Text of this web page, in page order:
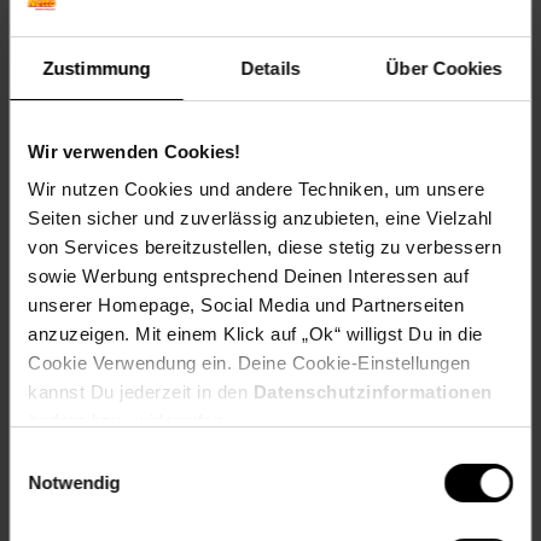
Zustimmung Details Über Cookies
Wir verwenden Cookies!
Wir nutzen Cookies und andere Techniken, um unsere
Seiten sicher und zuverlässig anzubieten, eine Vielzahl
von Services bereitzustellen, diese stetig zu verbessern
sowie Werbung entsprechend Deinen Interessen auf
unserer Homepage, Social Media und Partnerseiten
anzuzeigen. Mit einem Klick auf „Ok“ willigst Du in die
Cookie Verwendung ein. Deine Cookie-Einstellungen
kannst Du jederzeit in den Datenschutzinformationen
Notwendig
Artikel gehört zur Kategorie:
Bewertungen
Versandinformationen
Herstellerinformationen